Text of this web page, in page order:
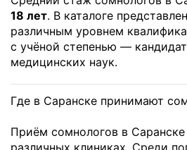
18 лет. В каталоге
различным уровнем
с учёной степенью —
медицинских наук.
Где в Саранске принимают
Приём сомнологов в Саранске
различных клиниках. Среди